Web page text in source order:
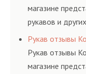
магазине
рукавов и
и нормативам.
Рукав отзывы
Рукав отзывы
магазине